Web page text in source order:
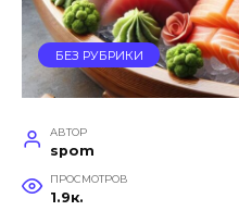
БЕЗ РУБРИКИ
АВТОР
spom
ПРОСМОТРОВ
1.9к.